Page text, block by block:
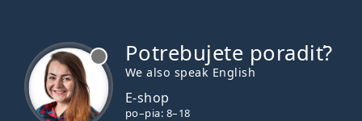
Potrebujete poradiť?
We also speak English
E-shop
po–pia: 8–18